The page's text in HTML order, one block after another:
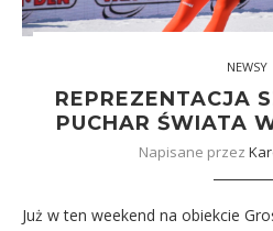
NEWSY
REPREZENTACJA
PUCHAR ŚWIATA
Napisane przez
Już w ten weekend na obiekcie